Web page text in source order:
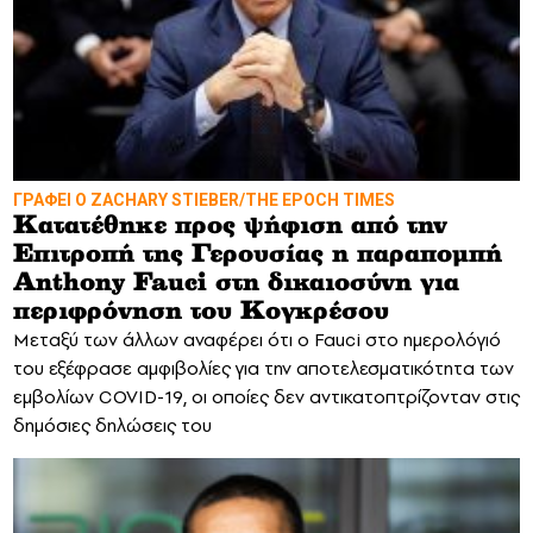
ΓΡΑΦΕΙ Ο ZACHARY STIEBER/THE EPOCH TIMES
Κατατέθηκε προς ψήφιση από την
Επιτροπή της Γερουσίας η παραπομπή
Anthony Fauci στη δικαιοσύνη για
περιφρόνηση του Κογκρέσου
Μεταξύ των άλλων αναφέρει ότι ο Fauci στο ημερολόγιό
του εξέφρασε αμφιβολίες για την αποτελεσματικότητα των
εμβολίων COVID-19, οι οποίες δεν αντικατοπτρίζονταν στις
δημόσιες δηλώσεις του